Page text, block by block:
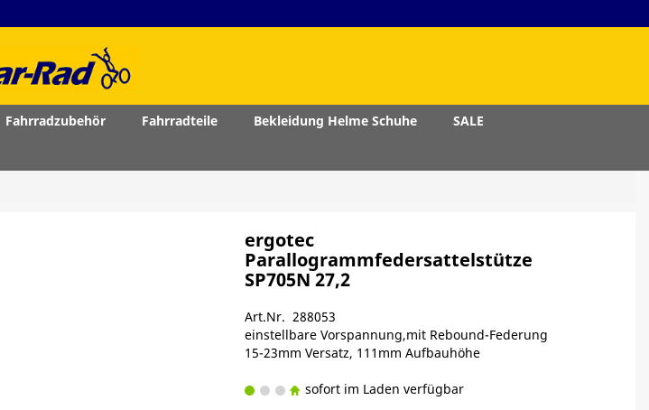
Fahrradzubehör Fahrradteile Bekleidung Helme Schuhe
SALE
ergotec
Parallogrammfedersattelstütze
SP705N 27,2
Art.Nr. 288053
einstellbare Vorspannung,mit Rebound-Federung
15-23mm Versatz, 111mm Aufbauhöhe
sofort im Laden verfügbar